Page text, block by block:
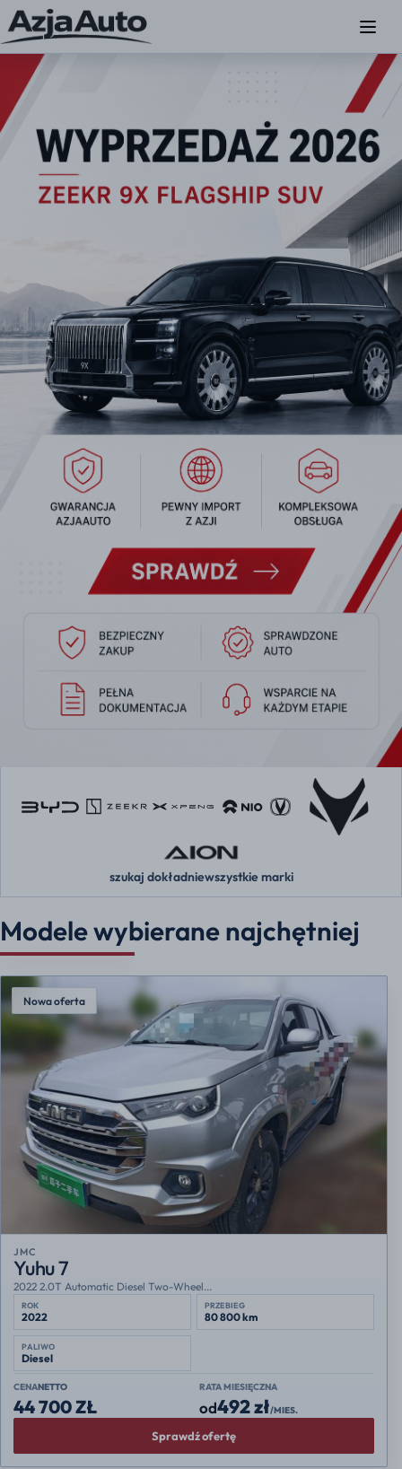
szukaj dokładniewszystkie marki
Modele wybierane najchętniej
Nowa oferta
JMC
Yuhu 7
2022 2.0T Automatic Diesel Two-Wheel...
ROK
2022
PRZEBIEG
80 800 km
PALIWO
Diesel
CENANETTO
44 700 ZŁ
RATA MIESIĘCZNA
od492 zł/MIES.
Sprawdź ofertę